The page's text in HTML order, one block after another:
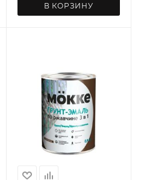
В КОРЗИНУ